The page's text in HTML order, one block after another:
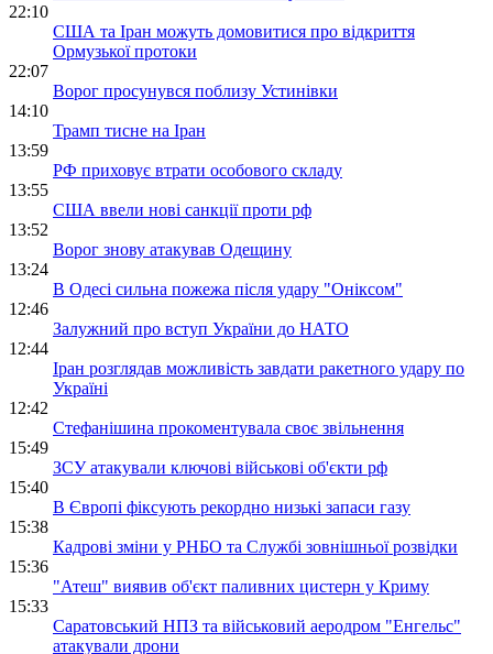
22:10
США та Іран можуть домовитися про відкриття
Ормузької протоки
22:07
Ворог просунувся поблизу Устинівки
14:10
Трамп тисне на Іран
13:59
РФ приховує втрати особового складу
13:55
США ввели нові санкції проти рф
13:52
Ворог знову атакував Одещину
13:24
В Одесі сильна пожежа після удару "Оніксом"
12:46
Залужний про вступ України до НАТО
12:44
Іран розглядав можливість завдати ракетного удару по
Україні
12:42
Стефанішина прокоментувала своє звільнення
15:49
ЗСУ атакували ключові військові об'єкти рф
15:40
В Європі фіксують рекордно низькі запаси газу
15:38
Кадрові зміни у РНБО та Службі зовнішньої розвідки
15:36
"Атеш" виявив об'єкт паливних цистерн у Криму
15:33
Саратовський НПЗ та військовий аеродром "Енгельс"
атакували дрони